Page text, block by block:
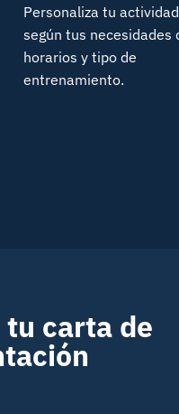
Personaliza tu actividad
según tus necesidades
horarios y tipo de
entrenamiento.
carta de